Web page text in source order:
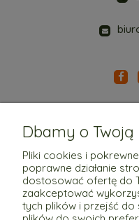
Dbamy o
Pliki cookies i
poprawne działanie
dostosować ofertę do
zaakceptować
tych plików i przejść